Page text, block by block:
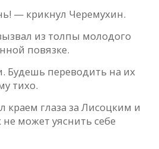
— крикнул Черемухин.
из толпы молодого
повязке.
Будешь переводить нa их
тихо.
крaем глaзa зa Лисоцким и
может уяснить себе